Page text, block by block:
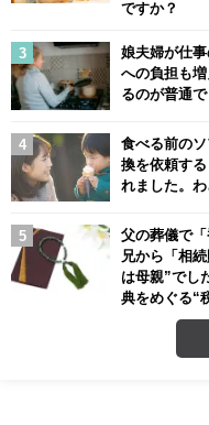
ですか？
娘夫婦が仕
への負担も
るのが普通で
食べる前の
換を依頼す
れました。
父の葬儀で「
兄から「相
は母親”でし
典をめぐる“